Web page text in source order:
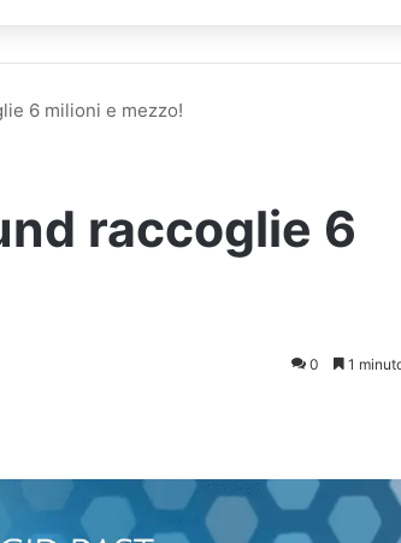
6 milioni e mezzo!
raccoglie 6
0 1